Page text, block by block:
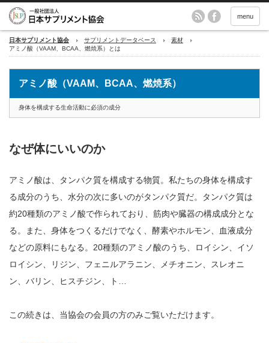
menu
日本サプリメント協会 サプリメントデータベース
素材
アミノ酸（VAAM、BCAA、燃焼系）とは
アミノ酸（VAAM、BCAA、燃焼系）
身体を構成する生命活動に必須の成分
なぜ体にいいのか
アミノ酸は、タンパク質を構成する物質。私たちの身体を構成す
る成分のうち、水分の次に多いのがタンパク質だ。タンパク質は
約20種類のアミノ酸で作られており、筋肉や臓器の構成成分とな
る。また、身体をつくるだけでなく、酵素やホルモン、血液成分
などの原料にもなる。20種類のアミノ酸のうち、ロイシン、イソ
ロイシン、リジン、フェニルアラニン、メチオニン、スレオニ
ン、バリン、ヒスチジン、ト…
この続きは、当協会の会員の方のみご覧いただけます。